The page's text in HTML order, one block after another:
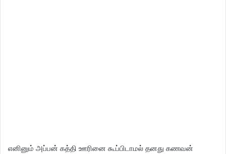
எனினும் அப்பன் கத்தி ஊரினை கூப்பிடாமல் தனது கணவன்